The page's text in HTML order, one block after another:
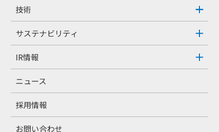
技術
サステナビリティ
IR情報
ニュース
採用情報
お問い合わせ